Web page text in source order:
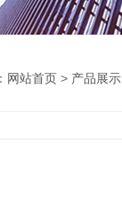
网站首页 > 产品展示